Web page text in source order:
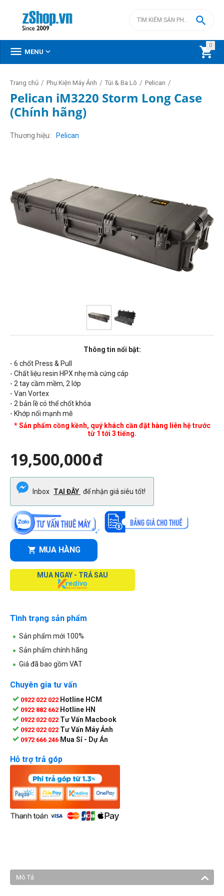
0


 MENU 
Trang chủ / Phụ Kiện Máy Ảnh / Túi & Ba Lô / Pelican /
Pelican iM3220 Storm Long Case
(Chính hãng)
Thương hiệu Pelican
Thông tin nổi bật:
- 6 chốt Press & Pull
- Chất liệu resin HPX nhẹ mà cứng cáp
- 2 tay cầm mềm, 2 lớp
- Van Vortex
- 2 bản lề có thể chốt khóa
- Khớp nối mạnh mẽ
* Sản phẩm cồng kềnh, quý khách cần đặt hàng liên hệ trước
từ 1 tới 3 tiếng.
19,500,000đ
Inbox TẠI ĐÂY để nhận giá siêu tốt!
MUA HÀNG
MUA NGAY - TRẢ SAU
Tình trạng sản phẩm
Sản phẩm mới 100%
Sản phẩm chính hãng
Giá đã bao gồm VAT
Chuyên gia tư vấn
0922 022 022 Hotline HCM
0922 882 662 Hotline HN
0922 022 022 Tư Vấn Macbook
0922 022 022 Tư Vấn Máy Ảnh
0972 666 246 Mua Sỉ - Dự Án
Hỗ trợ trả góp
Mô Tả